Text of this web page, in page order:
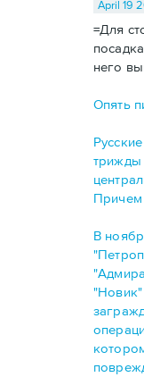
April 19
=Для
него
Опять
трижды
Причем
В
"Новик"